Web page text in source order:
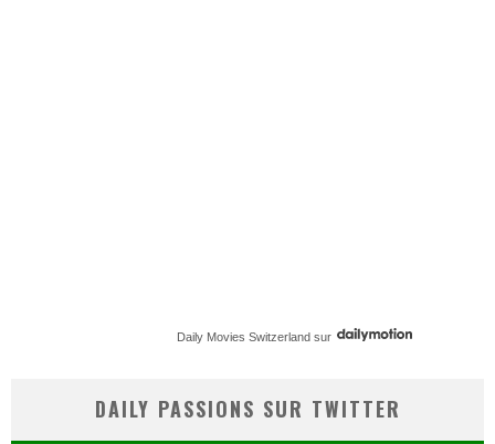
Daily Movies Switzerland sur
DAILY PASSIONS SUR TWITTER